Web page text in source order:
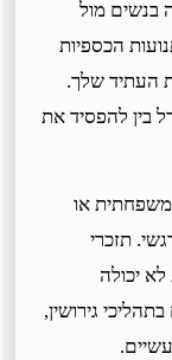
מול
הכספיות
העתיד שלך.
בין להפסיד את
או
תזכרי
יכולה
גירושין,